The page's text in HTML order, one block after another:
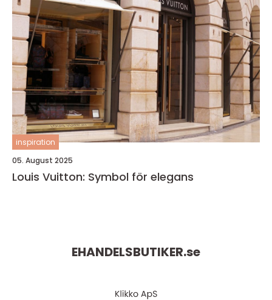
inspiration
05. August 2025
Louis Vuitton: Symbol för elegans
EHANDELSBUTIKER.se